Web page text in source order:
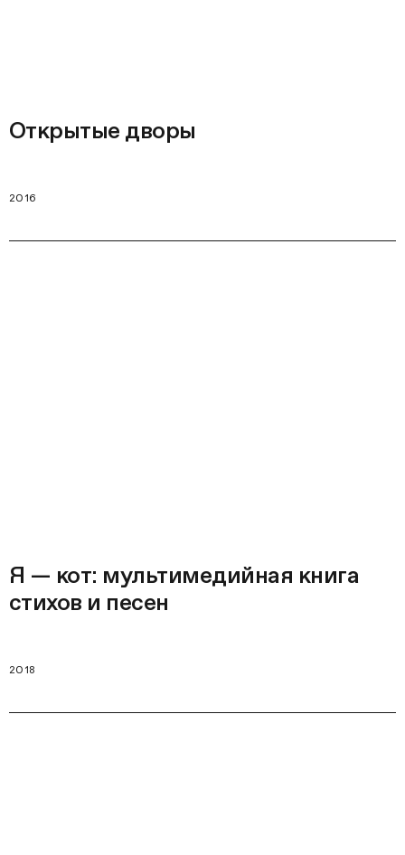
Открытые дворы
2016
Я — кот: мультимедийная книга
стихов и песен
2018